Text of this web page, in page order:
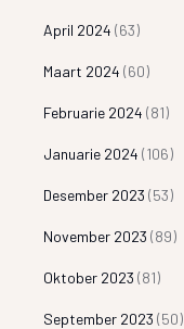
April 2024 (63)
Maart 2024 (60)
Februarie 2024 (81)
Januarie 2024 (106)
Desember 2023 (53)
November 2023 (89)
Oktober 2023 (81)
September 2023 (50)